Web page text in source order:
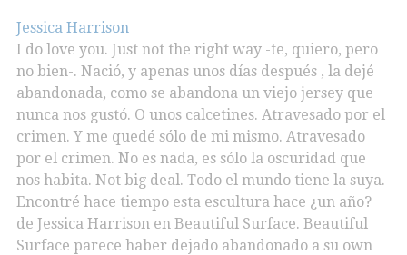
Jessica Harrison
I do love you. Just not the right way -te, quiero, pero
no bien-. Nació, y apenas unos días después , la dejé
abandonada, como se abandona un viejo jersey que
nunca nos gustó. O unos calcetines. Atravesado por el
crimen. Y me quedé sólo de mi mismo. Atravesado
por el crimen. No es nada, es sólo la oscuridad que
nos habita. Not big deal. Todo el mundo tiene la suya.
Encontré hace tiempo esta escultura hace ¿un año?
de Jessica Harrison en Beautiful Surface. Beautiful
Surface parece haber dejado abandonado a su own